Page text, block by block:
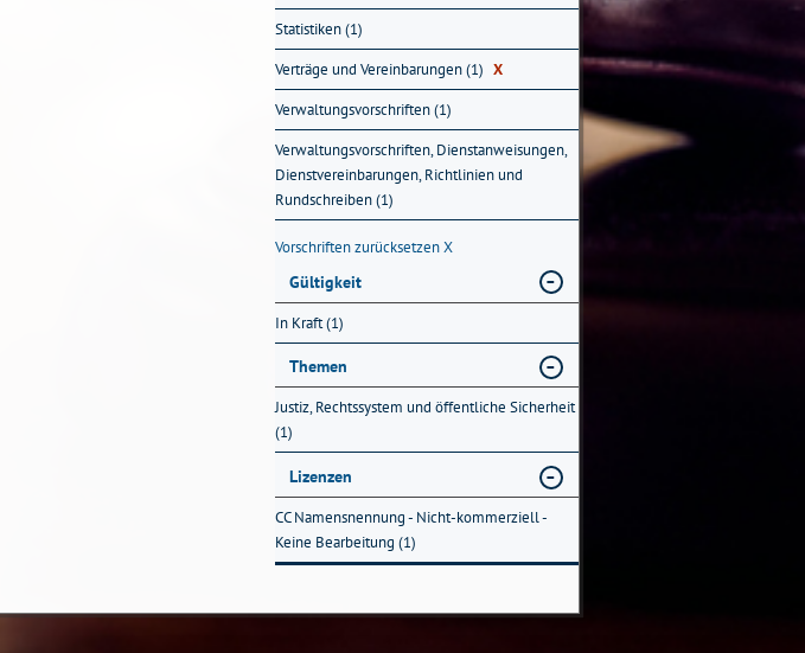
Statistiken (1)
Verträge und Vereinbarungen (1) X
Verwaltungsvorschriften (1)
Verwaltungsvorschriften, Dienstanweisungen,
Dienstvereinbarungen, Richtlinien und
Rundschreiben (1)
Vorschriften zurücksetzenX
Gültigkeit
In Kraft (1)
Themen
Justiz, Rechtssystem und öffentliche Sicherheit
(1)
Lizenzen
CC Namensnennung - Nicht-kommerziell -
Keine Bearbeitung (1)